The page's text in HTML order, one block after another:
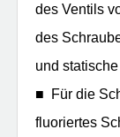
des Ventils
des
und
■ Für die
fluoriertes